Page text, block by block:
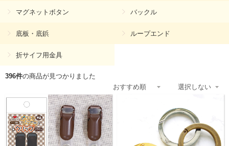
マグネットボタン バックル
底板・底鋲 ループエンド
折サイフ用金具
396件の商品が見つかりました